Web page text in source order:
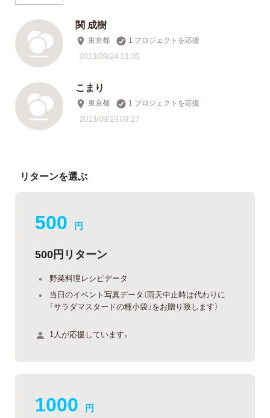
関 成樹
東京都 1 プロジェクトを応援
2013/09/24 13:35
こまり
東京都 1 プロジェクトを応援
2013/09/19 09:27
リターンを選ぶ
500 円
500円リターン
野菜料理レシピデータ
当日のイベント写真データ（雨天中止時は代わりに
「サラダマスタードの種小袋」をお贈り致します）
1人が応援しています。
1000 円